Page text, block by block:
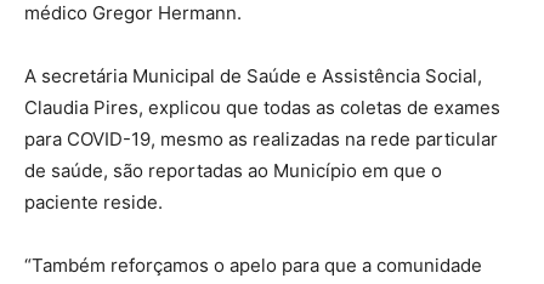
médico Gregor Hermann.
A secretária Municipal de Saúde e Assistência Social,
Claudia Pires, explicou que todas as coletas de exames
para COVID-19, mesmo as realizadas na rede particular
de saúde, são reportadas ao Município em que o
paciente reside.
“Também reforçamos o apelo para que a comunidade